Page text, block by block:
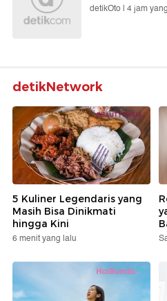
detikOto | 4 jam
detikNetwork
5 Kuliner Legendaris yang
Masih Bisa Dinikmati
hingga Kini
6 menit yang lalu